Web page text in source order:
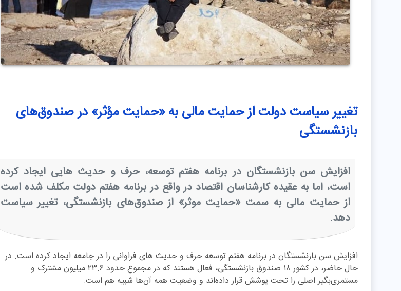
تغییر سیاست دولت از حمایت مالی به «حمایت مؤثر» در صندوق‌های
بازنشستگی
افزایش سن بازنشستگان در برنامه هفتم توسعه، حرف و حدیث هایی ایجاد کرده
است، اما به عقیده کارشناسان اقتصاد در واقع در برنامه هفتم دولت مکلف شده است
از حمایت مالی به سمت «حمایت موثر» از صندوق‌های بازنشستگی، تغییر سیاست
دهد.‌
افزایش سن بازنشستگان در برنامه هفتم توسعه حرف و حدیث های فراوانی را در جامعه ایجاد کرده است. در
حال حاضر، در کشور ۱۸ صندوق بازنشستگی، فعال هستند که در مجموع حدود ۲۳.۶ میلیون مشترک و
مستمری‌بگیر اصلی را تحت پوشش قرار داده‌اند و وضعیت همه آن‌ها شبیه هم است.